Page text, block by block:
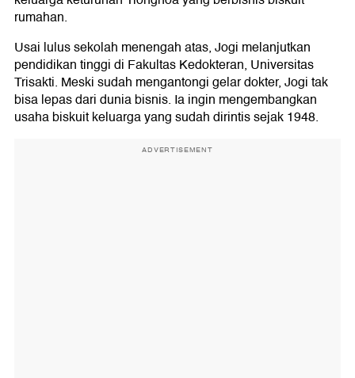
rumahan.
Usai lulus sekolah menengah atas, Jogi melanjutkan
pendidikan tinggi di Fakultas Kedokteran, Universitas
Trisakti. Meski sudah mengantongi gelar dokter, Jogi tak
bisa lepas dari dunia bisnis. Ia ingin mengembangkan
usaha biskuit keluarga yang sudah dirintis sejak 1948.
ADVERTISEMENT